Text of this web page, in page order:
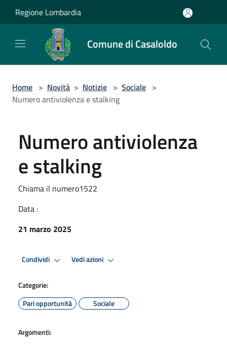
Regione Lombardia
Comune di Casaloldo
Home > Novità > Notizie > Sociale >
Numero antiviolenza e stalking
Numero antiviolenza
e stalking
Chiama il numero1522
Data :
21 marzo 2025
Condividi Vedi azioni
Categorie:
Pari opportunità
Sociale
Argomenti: